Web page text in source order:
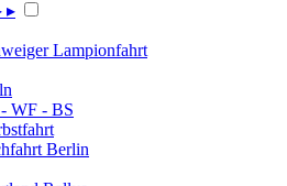
▸
Lampionfahrt
WF - BS
Berlin